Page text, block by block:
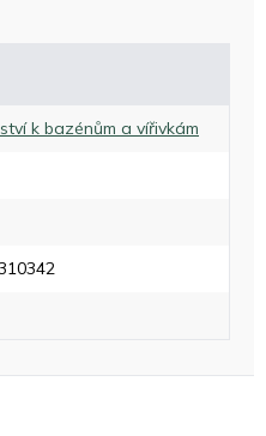
k bazénům a vířivkám